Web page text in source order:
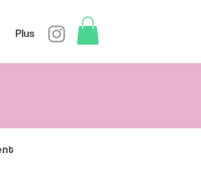
Plus